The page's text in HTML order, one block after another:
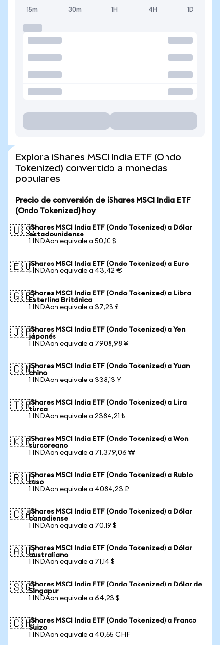
15m 30m 1H 4H 1D
Explora iShares MSCI India ETF (Ondo
Tokenized) convertido a monedas
populares
Precio de conversión de iShares MSCI India ETF
(Ondo Tokenized) hoy
🇺🇸iShares MSCI India ETF (Ondo Tokenized) a Dólar
estadounidense
1 INDAon equivale a 50,10 $
🇪🇺iShares MSCI India ETF (Ondo Tokenized) a Euro
1 INDAon equivale a 43,42 €
🇬🇧iShares MSCI India ETF (Ondo Tokenized) a Libra
Esterlina Británica
1 INDAon equivale a 37,23 £
🇯🇵iShares MSCI India ETF (Ondo Tokenized) a Yen
japonés
1 INDAon equivale a 7908,98 ¥
🇨🇳iShares MSCI India ETF (Ondo Tokenized) a Yuan
chino
1 INDAon equivale a 338,13 ¥
🇹🇷iShares MSCI India ETF (Ondo Tokenized) a Lira
turca
1 INDAon equivale a 2384,21 ₺
🇰🇷iShares MSCI India ETF (Ondo Tokenized) a Won
surcoreano
1 INDAon equivale a 71.379,06 ₩
🇷🇺iShares MSCI India ETF (Ondo Tokenized) a Rublo
ruso
1 INDAon equivale a 4084,23 ₽
🇨🇦iShares MSCI India ETF (Ondo Tokenized) a Dólar
canadiense
1 INDAon equivale a 70,19 $
🇦🇺iShares MSCI India ETF (Ondo Tokenized) a Dólar
australiano
1 INDAon equivale a 71,14 $
🇸🇬iShares MSCI India ETF (Ondo Tokenized) a Dólar de
Singapur
1 INDAon equivale a 64,23 $
🇨🇭iShares MSCI India ETF (Ondo Tokenized) a Franco
Suizo
1 INDAon equivale a 40,55 CHF